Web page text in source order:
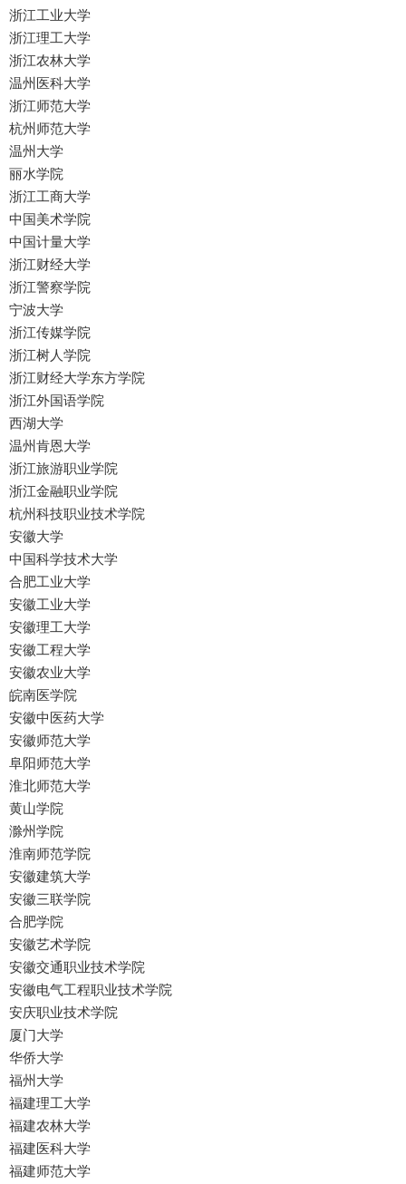
浙江工业大学
浙江理工大学
浙江农林大学
温州医科大学
浙江师范大学
杭州师范大学
温州大学
丽水学院
浙江工商大学
中国美术学院
中国计量大学
浙江财经大学
浙江警察学院
宁波大学
浙江传媒学院
浙江树人学院
浙江财经大学东方学院
浙江外国语学院
西湖大学
温州肯恩大学
浙江旅游职业学院
浙江金融职业学院
杭州科技职业技术学院
安徽大学
中国科学技术大学
合肥工业大学
安徽工业大学
安徽理工大学
安徽工程大学
安徽农业大学
皖南医学院
安徽中医药大学
安徽师范大学
阜阳师范大学
淮北师范大学
黄山学院
滁州学院
淮南师范学院
安徽建筑大学
安徽三联学院
合肥学院
安徽艺术学院
安徽交通职业技术学院
安徽电气工程职业技术学院
安庆职业技术学院
厦门大学
华侨大学
福州大学
福建理工大学
福建农林大学
福建医科大学
福建师范大学